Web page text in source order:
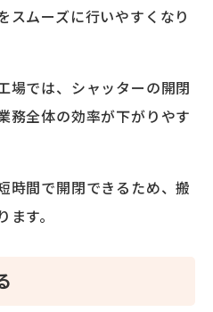
スムーズに行いやすくなり
場では、シャッターの開閉
務全体の効率が下がりやす
時間で開閉できるため、搬
ます。